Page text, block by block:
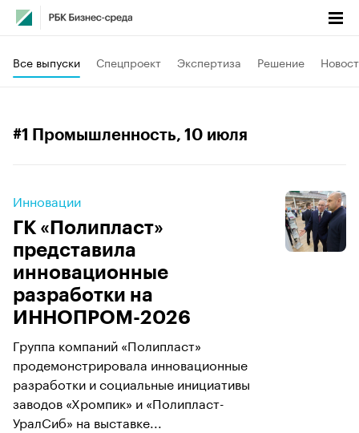
Все выпуски Спецпроект Экспертиза Решение
#1 Промышленность, 10 июля
Инновации
ГК «Полипласт»
представила
инновационные
разработки на
ИННОПРОМ-2026
Группа компаний «Полипласт»
продемонстрировала инновационные
разработки и социальные инициативы
заводов «Хромпик» и «Полипласт-
УралСиб» на выставке...